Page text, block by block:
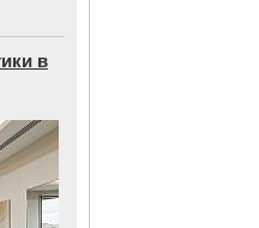
в